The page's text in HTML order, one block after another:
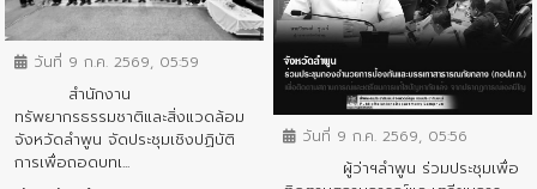
ข่าวสารจังหวัด
วันที่ 9 ก.ค. 2569, 05:59
สำนักงาน
ทรัพยากรธรรมชาติและสิ่งแวดล้อม
จังหวัดลำพูน จัดประชุมเชิงปฏิบัติ
การเพื่อถอดบทเ...
ข่าวสารจังหวัด
วันที่ 9 ก.ค. 2569, 05:56
ผู้ว่าฯลำพูน ร่วมประชุมเพื่อ